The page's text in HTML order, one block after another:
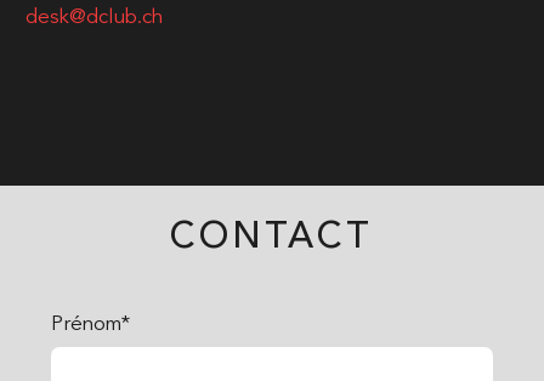
desk@dclub.ch
CONTACT
Prénom*